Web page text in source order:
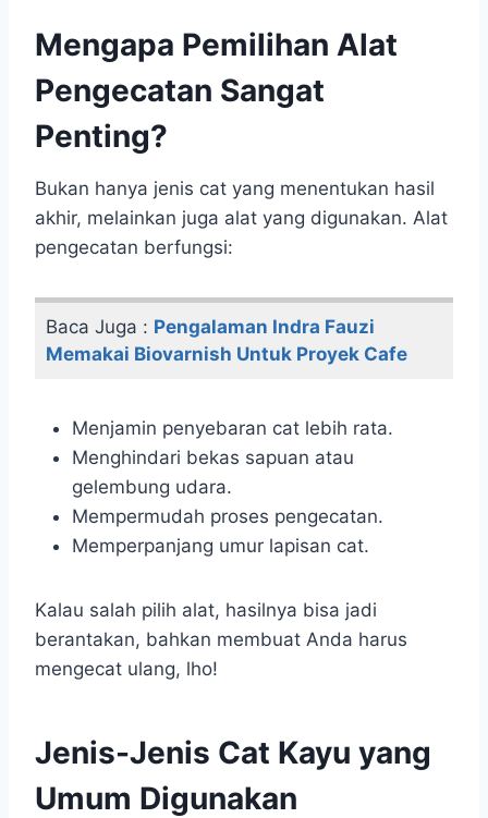
Mengapa Pemilihan Alat
Pengecatan Sangat
Penting?
Bukan hanya jenis cat yang menentukan hasil
akhir, melainkan juga alat yang digunakan. Alat
pengecatan berfungsi:
Baca Juga : Pengalaman Indra Fauzi
Memakai Biovarnish Untuk Proyek Cafe
Menjamin penyebaran cat lebih rata.
Menghindari bekas sapuan atau
gelembung udara.
Mempermudah proses pengecatan.
Memperpanjang umur lapisan cat.
Kalau salah pilih alat, hasilnya bisa jadi
berantakan, bahkan membuat Anda harus
mengecat ulang, lho!
Jenis-Jenis Cat Kayu yang
Umum Digunakan